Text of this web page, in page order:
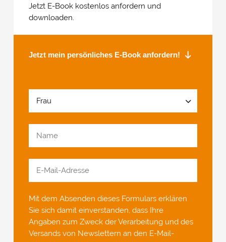
Jetzt E-Book kostenlos anfordern und
downloaden.
Jetzt mein persönliches E-Book anfordern!
Mit dem Absenden dieses Formulars erklären
Sie sich damit einverstanden, dass Ihre
Angaben zum Zweck der Verarbeitung und des
Versands von Newslettern an den E-Mail-